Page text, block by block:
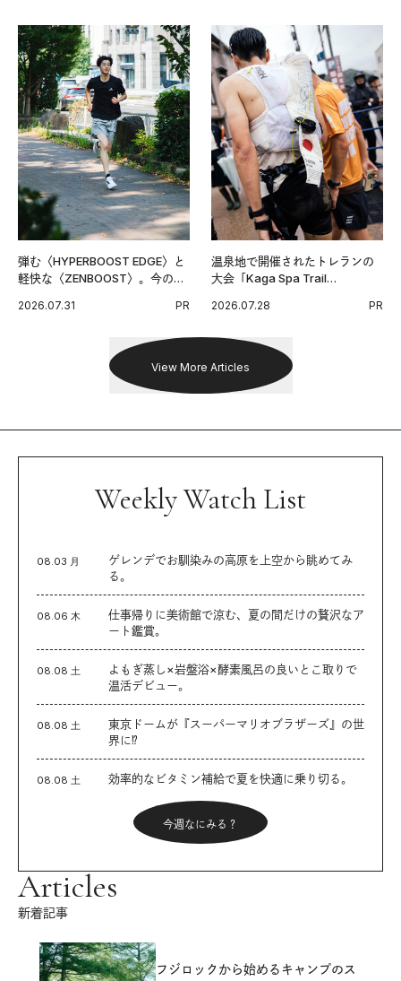
弾む〈HYPERBOOST EDGE〉と
軽快な〈ZENBOOST〉。今の時
出した新機軸。
2026.07.31 PR
温泉地で開催されたトレランの
大会「Kaga Spa Trail
戦を夢見るランナーたちの奮闘
2026.07.28 PR
View More Articles
Weekly Watch List
08.03 月
ゲレンデでお馴染みの高原を上空から眺めてみ
る。
08.06 木
仕事帰りに美術館で涼む、夏の間だけの贅沢なア
ート鑑賞。
08.08 土
よもぎ蒸し×岩盤浴×酵素風呂の良いとこ取りで
温活デビュー。
08.08 土
東京ドームが『スーパーマリオブラザーズ』の世
界に⁉︎
08.08 土 効率的なビタミン補給で夏を快適に乗り切る。
今週なにみる？
Articles
新着記事
フジロックから始めるキャンプのス